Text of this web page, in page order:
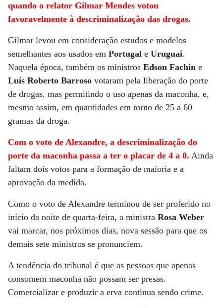
quando o relator Gilmar Mendes votou
favoravelmente à descriminalização das drogas.
Gilmar levou em consideração estudos e modelos
semelhantes aos usados em Portugal e Uruguai.
Naquela época, também os ministros Edson Fachin e
Luís Roberto Barroso votaram pela liberação do porte
de drogas, mas permitindo o uso apenas da maconha, e,
mesmo assim, em quantidades em torno de 25 a 60
gramas da droga.
Com o voto de Alexandre, a descriminalização do
porte da maconha passa a ter o placar de 4 a 0. Ainda
faltam dois votos para a formação de maioria e a
aprovação da medida.
Como o voto de Alexandre terminou de ser proferido no
início da noite de quarta-feira, a ministra Rosa Weber
vai marcar, nos próximos dias, nova sessão para que os
demais sete ministros se pronunciem.
A tendência do tribunal é que as pessoas que apenas
consomem maconha não possam ser presas.
Comercializar e produzir a erva continua sendo crime.